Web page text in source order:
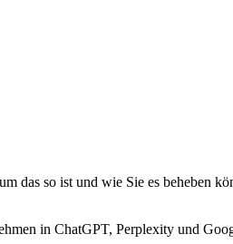
so ist und wie Sie es beheben
in ChatGPT, Perplexity und